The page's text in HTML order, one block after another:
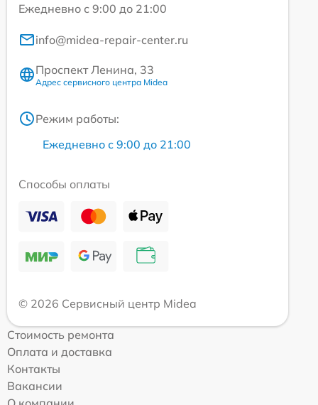
Ежедневно с 9:00 до 21:00
info@midea-repair-center.ru
Проспект Ленина, 33
Адрес сервисного центра Midea
Режим работы:
Ежедневно с 9:00 до 21:00
Способы оплаты
© 2026 Сервисный центр Midea
Стоимость ремонта
Оплата и доставка
Контакты
Вакансии